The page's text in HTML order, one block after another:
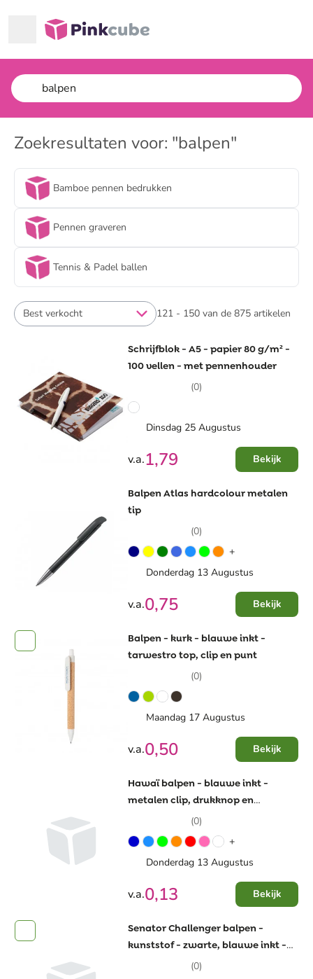
Pinkcube
Zoekresultaten voor: "balpen"
Bamboe pennen bedrukken
Pennen graveren
Tennis & Padel ballen
121 - 150 van de 875 artikelen
Best verkocht
Schrijfblok - A5 - papier 80 g/m² -
100 vellen - met pennenhouder
(0)
Dinsdag 25 Augustus
v.a.1,79 Bekijk
Balpen Atlas hardcolour metalen
tip
(0)
+
Donderdag 13 Augustus
v.a.0,75 Bekijk
Balpen - kurk - blauwe inkt -
tarwestro top, clip en punt
(0)
Maandag 17 Augustus
v.a.0,50 Bekijk
Hawaï balpen - blauwe inkt -
metalen clip, drukknop en
onderstuk - hardcolour
(0)
+
Donderdag 13 Augustus
v.a.0,13 Bekijk
Senator Challenger balpen -
kunststof - zwarte, blauwe inkt -
softgrip - transparant
(0)